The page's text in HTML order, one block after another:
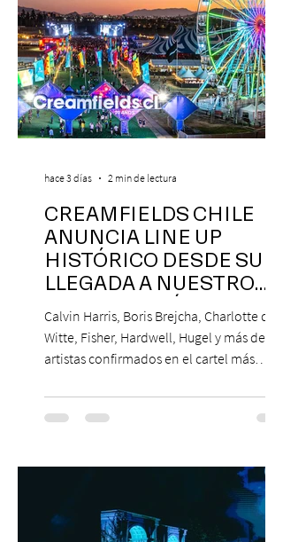
CREAMFIELDS CHILE
ANUNCIA LINE UP
HISTÓRICO DESDE SU
LLEGADA A NUESTRO
NUESTRO PAÍS
Calvin Harris, Boris Brejcha, Charlotte de
Witte, Fisher, Hardwell, Hugel y más de 85
artistas confirmados en el cartel más
Chile. 14 y 15 de noviembre de 2026, Club
Hípico de Santiago. Últimos Weekend
con venta a través de Puntoticket.com
Creamfields Chile, el festival de música
electrónica más importante del país,
revela oficialmente el Lineup de su edición
hace 3 días 2 min de lectura